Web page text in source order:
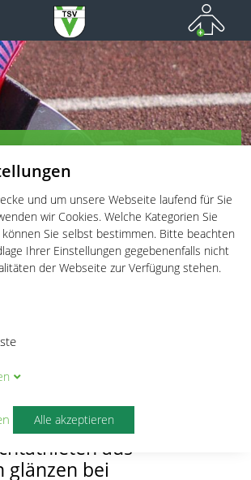
und um unsere Webseite laufend für Sie
wir Cookies. Welche Kategorien Sie
Sie selbst bestimmen. Bitte beachten
Ihrer Einstellungen gegebenenfalls nicht
der Webseite zur Verfügung stehen.
Alle akzeptieren
Wettkämpfer, Leistungssportler und
Bayern
aus
glänzen bei